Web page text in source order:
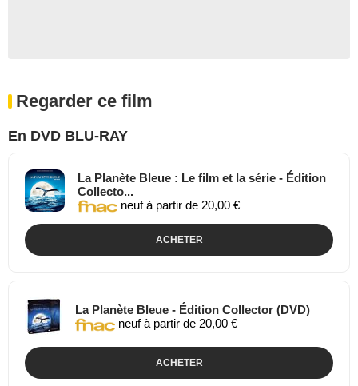
Regarder ce film
En DVD BLU-RAY
La Planète Bleue : Le film et la série - Édition
Collecto...
neuf à partir de 20,00 €
ACHETER
La Planète Bleue - Édition Collector (DVD)
neuf à partir de 20,00 €
ACHETER